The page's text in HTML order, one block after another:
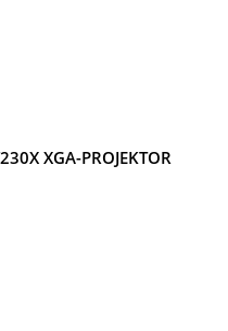
XGA-PROJEKTOR